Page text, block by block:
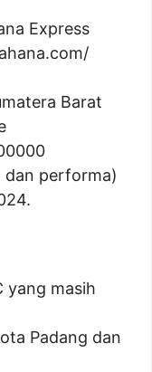
Express
Barat
dan performa)
yang masih
Padang dan